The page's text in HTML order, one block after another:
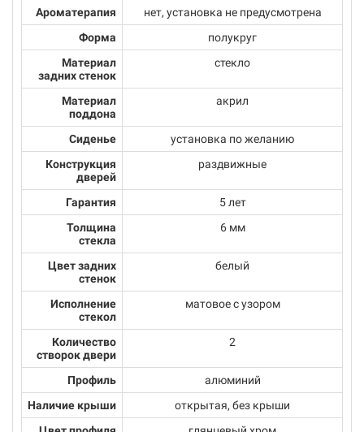
Ароматерапия
нет, установка не предусмотрена
Форма
полукруг
Материал
задних стенок
стекло
Материал
поддона
акрил
Сиденье
установка по желанию
Конструкция
дверей
раздвижные
Гарантия
5 лет
Толщина
стекла
6 мм
Цвет задних
стенок
белый
Исполнение
стекол
матовое с узором
Количество
створок двери
2
Профиль
алюминий
Наличие крыши
открытая, без крыши